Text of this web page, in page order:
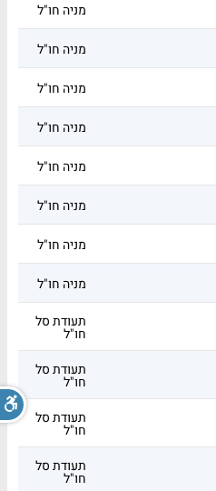
מניה חו"ל
מניה חו"ל
מניה חו"ל
מניה חו"ל
מניה חו"ל
מניה חו"ל
מניה חו"ל
מניה חו"ל
תעודת סל
חו"ל
תעודת סל
חו"ל
תעודת סל
חו"ל
תעודת סל
חו"ל